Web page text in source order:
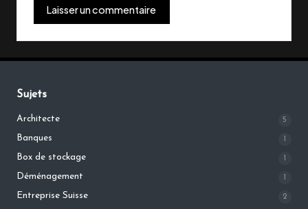
Sujets
Architecte 5
Banques 1
Box de stockage 1
Déménagement 1
Entreprise Suisse 2